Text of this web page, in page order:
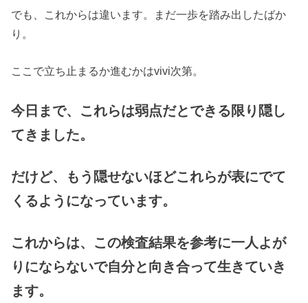
でも、これからは違います。まだ一歩を踏み出したばか
り。
ここで立ち止まるか進むかはvivi次第。
今日まで、これらは弱点だとできる限り隠し
てきました。
だけど、もう隠せないほどこれらが表にでて
くるようになっています。
これからは、この検査結果を参考に一人よが
りにならないで自分と向き合って生きていき
ます。